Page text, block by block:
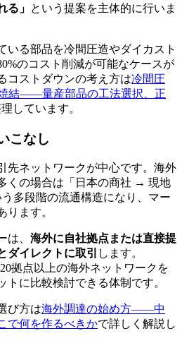
る」 という提案を主体的に行いま
いる部品を冷間圧造やダイカスト
のコスト削減が可能なケースが
コストダウンの考え方は冷間圧
結——量産部品の工法選択、正
しています。
こなし
先ネットワークが中心です。海外
くの場合は「日本の商社 → 現地
多段階の流通構造になり、マー
ります。
は、 海外に自社拠点または直接提
ダイレクトに取引 します。
拠点以上の海外ネットワークを
に比較検討できる体制です。
び方は海外調達の始め方——中
で何を作るべきかで詳しく解説し